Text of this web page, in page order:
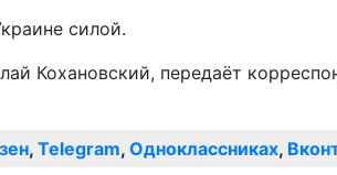
силой.
Кохановский, передаёт
, Telegram, Одноклассниках,